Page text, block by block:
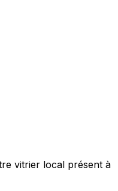
vitrier local présent à